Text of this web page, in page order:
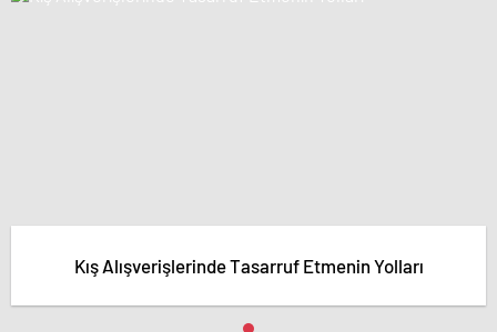
Kış Alışverişlerinde Tasarruf Etmenin Yolları